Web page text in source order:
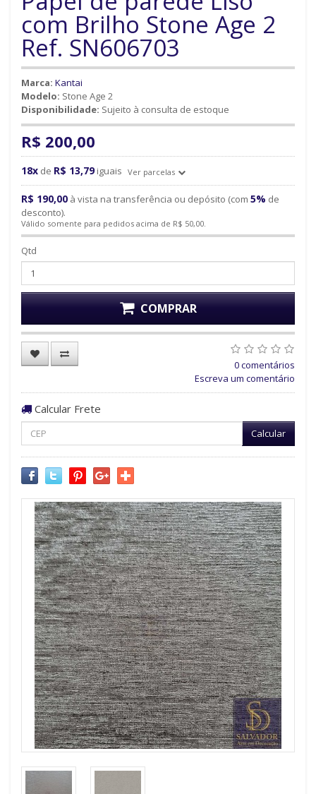
com Brilho Stone Age 2
Ref. SN606703
Marca: Kantai
Modelo: Stone Age 2
Disponibilidade: Sujeito à consulta de estoque
R$ 200,00
18x de R$ 13,79 iguais Ver parcelas
R$ 190,00 à vista na transferência ou depósito (com 5% de
desconto).
Válido somente para pedidos acima de R$ 50,00.
Qtd
COMPRAR
0 comentários
Escreva um comentário
Calcular Frete
Calcular